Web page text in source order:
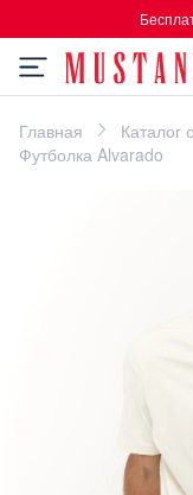
Главная Каталог
Футболка Alvarado